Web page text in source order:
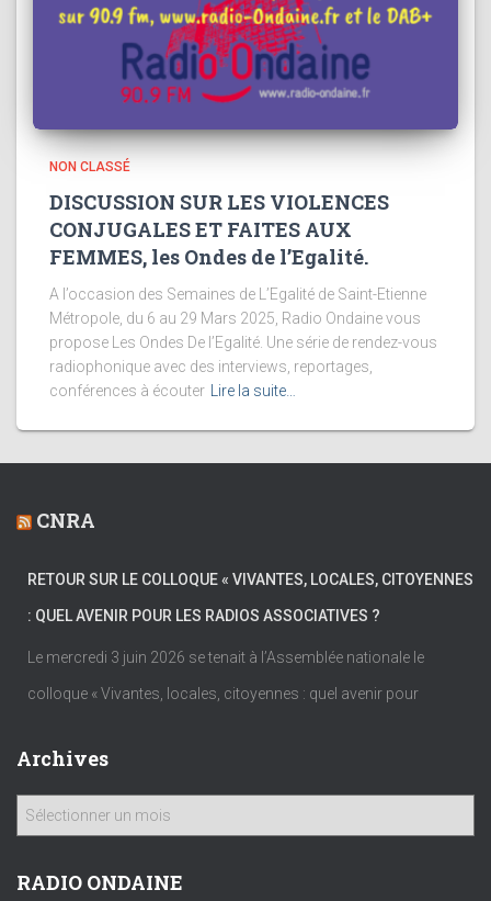
NON CLASSÉ
DISCUSSION SUR LES VIOLENCES
CONJUGALES ET FAITES AUX
FEMMES, les Ondes de l’Egalité.
A l’occasion des Semaines de L’Egalité de Saint-Etienne
Métropole, du 6 au 29 Mars 2025, Radio Ondaine vous
propose Les Ondes De l’Egalité. Une série de rendez-vous
radiophonique avec des interviews, reportages,
conférences à écouter
Lire la suite…
CNRA
RETOUR SUR LE COLLOQUE « VIVANTES, LOCALES, CITOYENNES
: QUEL AVENIR POUR LES RADIOS ASSOCIATIVES ?
Le mercredi 3 juin 2026 se tenait à l’Assemblée nationale le
colloque « Vivantes, locales, citoyennes : quel avenir pour
Archives
h
RADIO ONDAINE